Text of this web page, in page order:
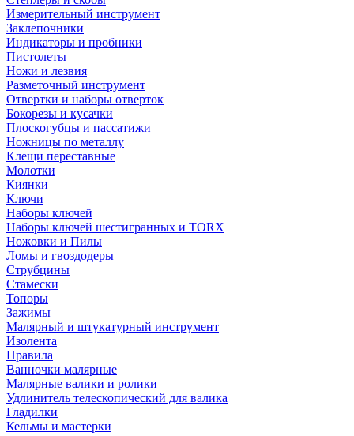
Измерительный инструмент
Заклепочники
Индикаторы и пробники
Пистолеты
Ножи и лезвия
Разметочный инструмент
Отвертки и наборы отверток
Бокорезы и кусачки
Плоскогубцы и пассатижи
Ножницы по металлу
Клещи переставные
Молотки
Киянки
Ключи
Наборы ключей
Наборы ключей шестигранных и TORX
Ножовки и Пилы
Ломы и гвоздодеры
Струбцины
Стамески
Топоры
Зажимы
Малярный и штукатурный инструмент
Изолента
Правила
Ванночки малярные
Малярные валики и ролики
Удлинитель телескопический для валика
Гладилки
Кельмы и мастерки